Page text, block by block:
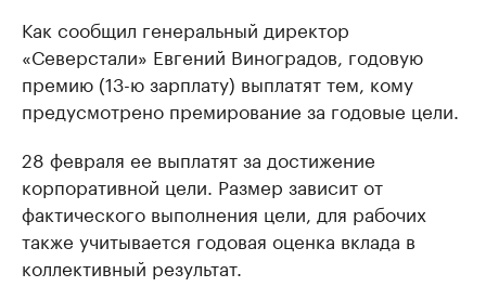
Как сообщил генеральный директор
«Северстали» Евгений Виноградов, годовую
премию (13-ю зарплату) выплатят тем, кому
предусмотрено премирование за годовые цели.
28 февраля ее выплатят за достижение
корпоративной цели. Размер зависит от
фактического выполнения цели, для рабочих
также учитывается годовая оценка вклада в
коллективный результат.